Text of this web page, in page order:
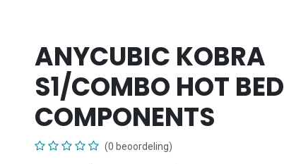
ANYCUBIC KOBRA
S1/COMBO HOT BED
COMPONENTS
(0 beoordeling)